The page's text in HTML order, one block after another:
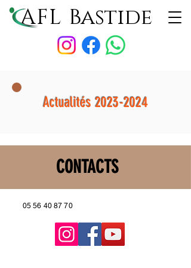
AFL Bastide
Actualités 2023-2024
CONTACTS
05 56 40 87 70